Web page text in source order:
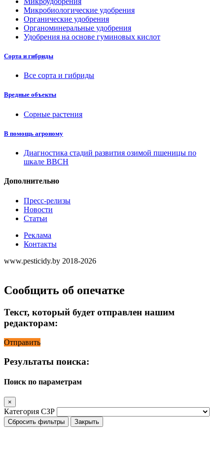
Микробиологические удобрения
Органические удобрения
Органоминеральные удобрения
Удобрения на основе гуминовых кислот
Сорта и гибриды
Все сорта и гибриды
Вредные объекты
Сорные растения
В помощь агроному
Диагностика стадий развития озимой пшеницы по
шкале ВВСН
Дополнительно
Пресс-релизы
Новости
Статьи
Реклама
Контакты
www.pesticidy.by 2018-2026
Сообщить об опечатке
Текст, который будет отправлен нашим
редакторам:
Отправить
Результаты поиска:
Поиск по параметрам
×
Категория СЗР
Сбросить фильтры Закрыть